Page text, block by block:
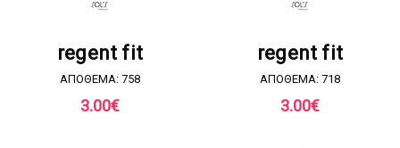
regent fit
ΑΠΟΘΕΜΑ: 758
3.00€
regent fit
ΑΠΟΘΕΜΑ: 718
3.00€